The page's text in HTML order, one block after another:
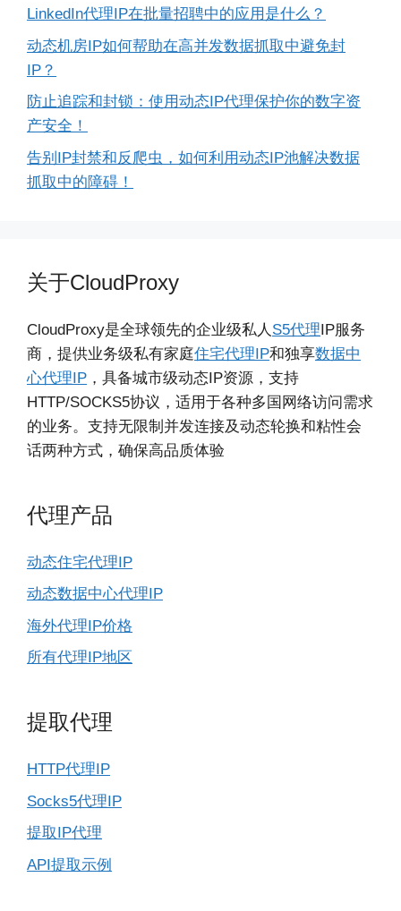
LinkedIn代理IP在批量招聘中的应用是什么？
动态机房IP如何帮助在高并发数据抓取中避免封
IP？
防止追踪和封锁：使用动态IP代理保护你的数字资
产安全！
告别IP封禁和反爬虫，如何利用动态IP池解决数据
抓取中的障碍！
关于CloudProxy
CloudProxy是全球领先的企业级私人 S5代理IP服务
商，提供业务级私有家庭住宅代理IP和独享数据中
心代理IP ，具备城市级动态IP资源，支持
HTTP/SOCKS5协议，适用于各种多国网络访问需求
的业务。支持无限制并发连接及动态轮换和粘性会
话两种方式，确保高品质体验
代理产品
动态住宅代理IP
动态数据中心代理IP
海外代理IP价格
所有代理IP地区
提取代理
HTTP代理IP
Socks5代理IP
提取IP代理
API提取示例